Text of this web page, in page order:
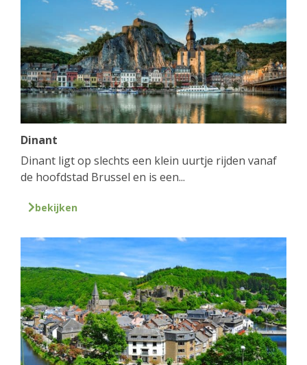
Dinant
Dinant ligt op slechts een klein uurtje rijden vanaf
de hoofdstad Brussel en is een...
bekijken